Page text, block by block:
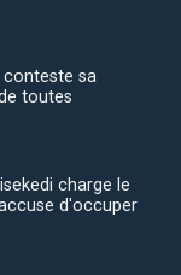
conteste sa
toutes
charge le
d'occuper